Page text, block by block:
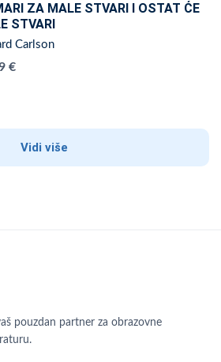
ZA MALE STVARI I OSTAT ĆE
STVARI
Carlson
€
Vidi više
pouzdan partner za obrazovne